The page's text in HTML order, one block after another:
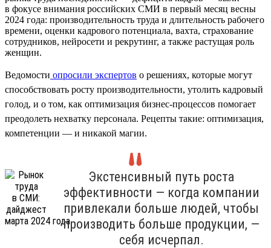
в фокусе внимания российских СМИ в первый месяц весны
2024 года: производительность труда и длительность рабочего
времени, оценки кадрового потенциала, вахта, страхование
сотрудников, нейросети и рекрутинг, а также растущая роль
женщин.
Ведомости опросили экспертов о решениях, которые могут
способствовать росту производительности, утолить кадровый
голод, и о том, как оптимизация бизнес-процессов помогает
преодолеть нехватку персонала. Рецепты такие: оптимизация,
компетенции — и никакой магии.
Экстенсивный путь роста
эффективности — когда компании
привлекали больше людей, чтобы
производить больше продукции, —
себя исчерпал.